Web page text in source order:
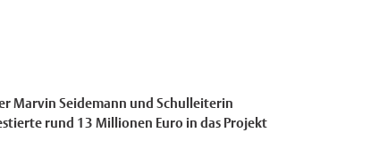
Marvin Seidemann und Schulleiterin
rund 13 Millionen Euro in das Projekt